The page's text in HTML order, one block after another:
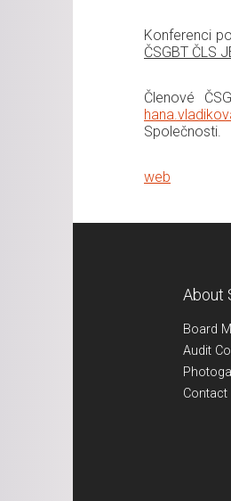
Konferenci
ČSGBT ČLS
Členové
Společnosti.
web
About
Board
Audit
Contact